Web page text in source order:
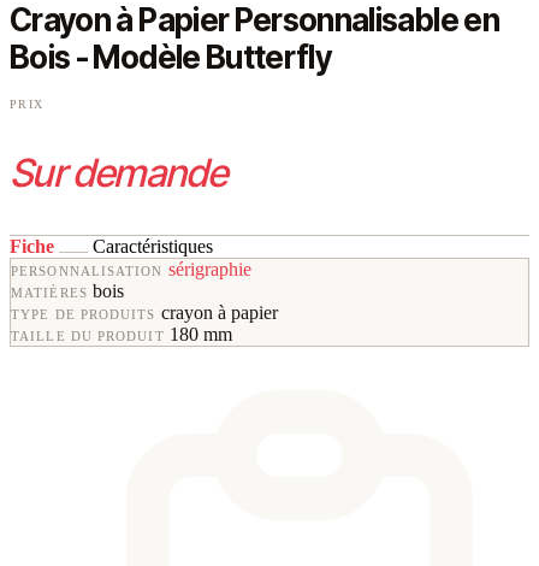
Crayon à Papier Personnalisable en
Bois - Modèle Butterfly
PRIX
Sur demande
Fiche Caractéristiques
PERSONNALISATION sérigraphie
MATIÈRES bois
TYPE DE PRODUITS crayon à papier
TAILLE DU PRODUIT 180 mm